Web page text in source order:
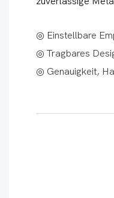
◎ Einstellbare
◎ Tragbares
◎ Genauigkeit,